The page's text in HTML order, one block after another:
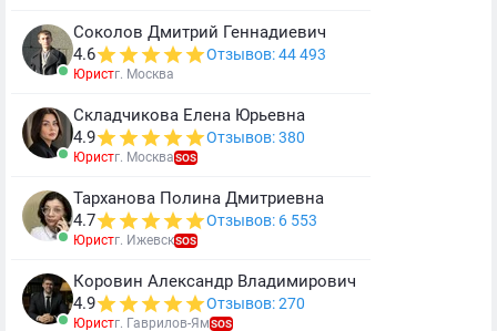
Соколов Дмитрий Геннадиевич
4.6
Отзывов: 44 493
Юристг. Москва
Складчикова Елена Юрьевна
4.9
Отзывов: 380
Юристг. МоскваSOS
Тарханова Полина Дмитриевна
4.7
Отзывов: 6 553
Юристг. ИжевскSOS
Коровин Александр Владимирович
4.9
Отзывов: 270
Юристг. Гаврилов-ЯмSOS